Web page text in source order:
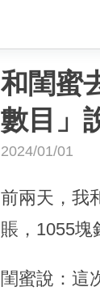
和閨蜜
數目」
2024/01/01
前兩天，我
賬，1055塊
閨蜜說：這